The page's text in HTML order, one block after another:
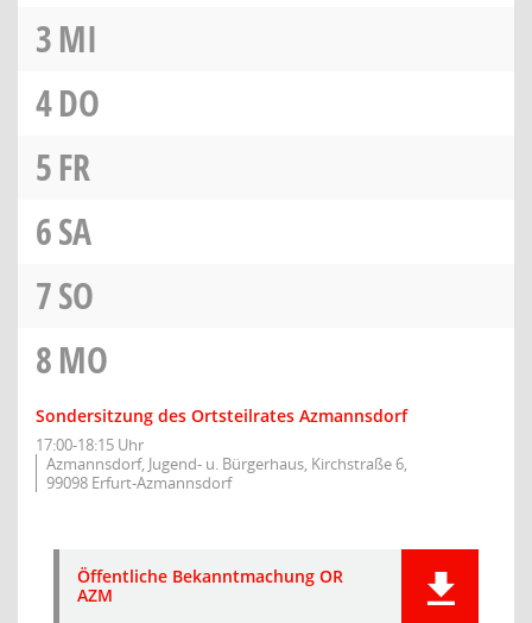
3MI
4DO
5FR
6SA
7SO
8MO
Sondersitzung des Ortsteilrates Azmannsdorf
17:00-18:15 Uhr
Azmannsdorf, Jugend- u. Bürgerhaus, Kirchstraße 6,
99098 Erfurt-Azmannsdorf
Öffentliche Bekanntmachung OR
AZM